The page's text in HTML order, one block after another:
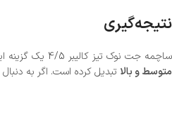
نتیجه‌گیری
ساچمه جت نوک تیز کالیبر 4/5 یک گزینه ایده‌آل برای
متوسط و بالا تبدیل کرده است. اگر به دنبال